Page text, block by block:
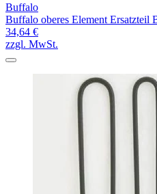
Buffalo
Buffalo oberes Element Ersatzteil
34,64 €
zzgl. MwSt.